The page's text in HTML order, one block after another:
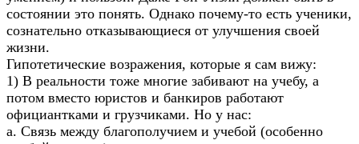
состоянии это понять. Однако почему-то есть ученики,
сознательно отказывающиеся от улучшения своей
жизни.
Гипотетические возражения, которые я сам вижу:
1) В реальности тоже многие забивают на учебу, а
потом вместо юристов и банкиров работают
официантками и грузчиками. Но у нас:
а. Связь между благополучием и учебой (особенно